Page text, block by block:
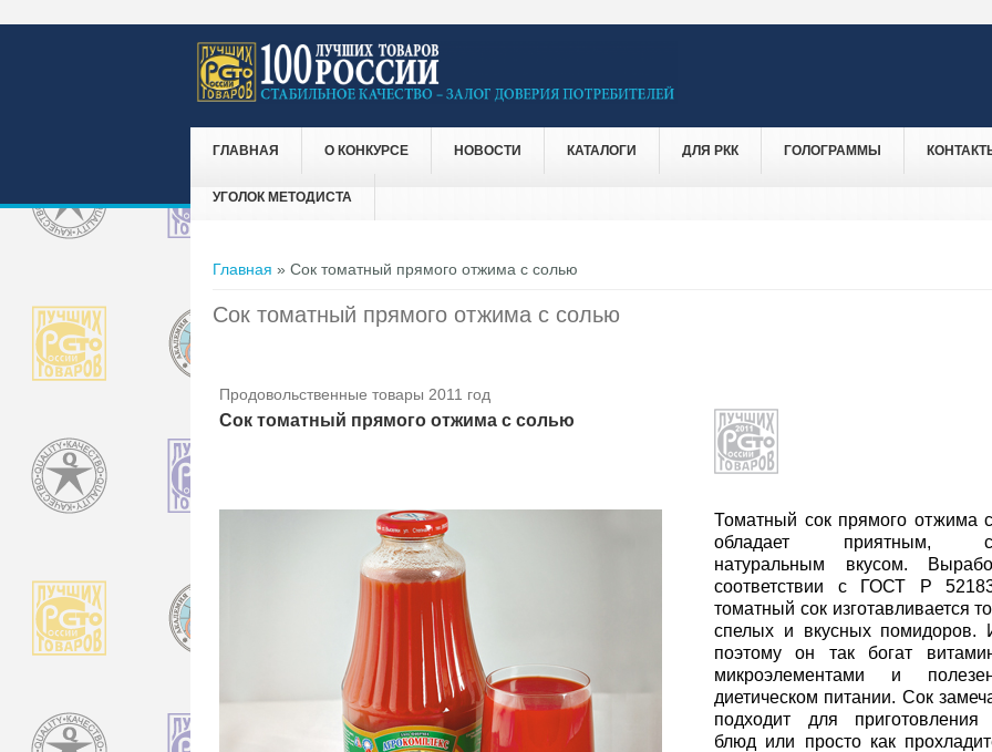
ГЛАВНАЯ О КОНКУРСЕ НОВОСТИ КАТАЛОГИ ДЛЯ РКК ГОЛОГРАММЫ
УГОЛОК МЕТОДИСТА
Вы здесь
Главная » Сок томатный прямого отжима с солью
Сок томатный прямого отжима с солью
Продовольственные товары 2011 год
Сок томатный прямого отжима с солью
Томатный сок прямого отжима
обладает приятным,
натуральным вкусом.
соответствии с ГОСТ Р
томатный сок изготавливается
спелых и вкусных помидоров.
поэтому он так богат
микроэлементами и
диетическом питании. Сок
подходит для
блюд или просто как